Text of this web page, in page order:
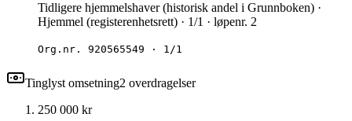
Tidligere hjemmelshaver (historisk andel i Grunnboken) ·
Hjemmel (registerenhetsrett) · 1/1 · løpenr. 2
Org.nr. 920565549 · 1/1
Tinglyst omsetning2 overdragelser
250 000 kr